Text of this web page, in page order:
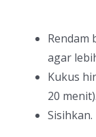
Rendam
agar
Kukus
20 menit).
Sisihkan.